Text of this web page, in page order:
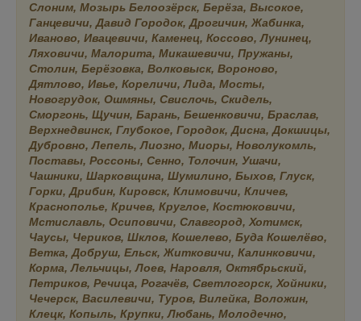
Слоним, Мозырь Белоозёрск, Берёза, Высокое,
Ганцевичи, Давид Городок, Дрогичин, Жабинка,
Иваново, Ивацевичи, Каменец, Коссово, Лунинец,
Ляховичи, Малорита, Микашевичи, Пружаны,
Столин, Берёзовка, Волковыск, Вороново,
Дятлово, Ивье, Кореличи, Лида, Мосты,
Новогрудок, Ошмяны, Свислочь, Скидель,
Сморгонь, Щучин, Барань, Бешенковичи, Браслав,
Верхнедвинск, Глубокое, Городок, Дисна, Докшицы,
Дубровно, Лепель, Лиозно, Миоры, Новолукомль,
Поставы, Россоны, Сенно, Толочин, Ушачи,
Чашники, Шарковщина, Шумилино, Быхов, Глуск,
Горки, Дрибин, Кировск, Климовичи, Кличев,
Краснополье, Кричев, Круглое, Костюковичи,
Мстиславль, Осиповичи, Славгород, Хотимск,
Чаусы, Чериков, Шклов, Кошелево, Буда Кошелёво,
Ветка, Добруш, Ельск, Житковичи, Калинковичи,
Корма, Лельчицы, Лоев, Наровля, Октябрьский,
Петриков, Речица, Рогачёв, Светлогорск, Хойники,
Чечерск, Василевичи, Туров, Вилейка, Воложин,
Клецк, Копыль, Крупки, Любань, Молодечно,